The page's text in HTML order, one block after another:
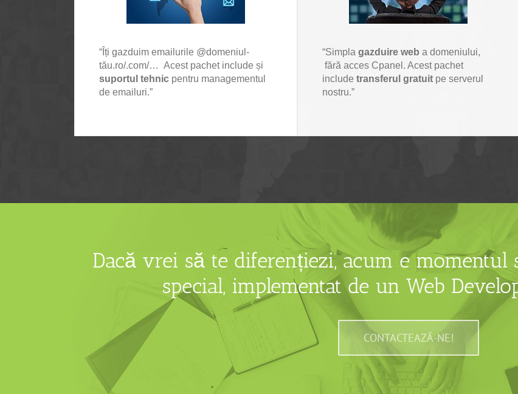
“Îți gazduim emailurile @domeniul-
tău.ro/.com/… Acest pachet include și
suportul tehnic pentru managementul
de emailuri.”
“Simpla gazduire web a domeniului,
fără acces Cpanel. Acest pachet
include transferul gratuitpe serverul
nostru.”
Dacă vrei să te diferențiezi, acum e momentul
special, implementat de un Web
CONTACTEAZĂ-NE!